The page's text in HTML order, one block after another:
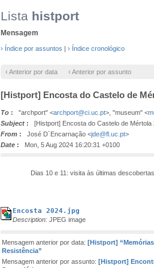
Lista histport
Mensagem
› Índice por assuntos | › Índice cronológico
‹ Anterior por data ‹ Anterior por assunto
[Histport] Encosta do Castelo de
To : "archport" <archport@ci.uc.pt>, "museum" <
Subject : [Histport] Encosta do Castelo de Mértola
From : José D´Encarnação <jde@fl.uc.pt>
Date : Mon, 5 Aug 2024 16:20:31 +0100
Dias 10 e 11: visita àsúltimas
Encosta 2024.jpg
Description: JPEG image
Mensagem anterior por data: [Histport]
Resistência”
Mensagem anterior por assunto: [Histport]